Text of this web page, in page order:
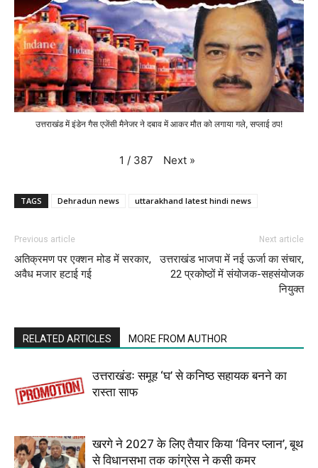
उत्तराखंड में इंडेन गैस एजेंसी मैनेजर ने दबाव में आकर मौत को लगाया गले, सप्लाई ठप!
1 / 387 Next »
TAGS Dehradun news uttarakhand latest hindi news
Previous article
अतिक्रमण पर एक्शन मोड में सरकार,
अवैध मजार हटाई गई
Next article
उत्तराखंड भाजपा में नई ऊर्जा का संचार,
22 प्रकोष्ठों में संयोजक-सहसंयोजक
नियुक्त
RELATED ARTICLES MORE FROM AUTHOR
उत्तराखंडः समूह ‘घ’ से कनिष्ठ सहायक बनने का
रास्ता साफ
खरगे ने 2027 के लिए तैयार किया ‘विनर प्लान’, बूथ
से विधानसभा तक कांग्रेस ने कसी कमर